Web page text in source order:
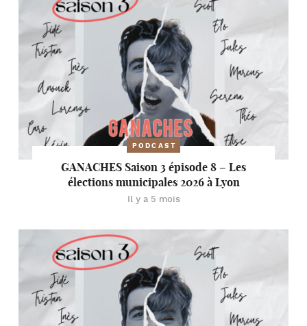
PODCAST
GANACHES Saison 3 épisode 8 – Les
élections municipales 2026 à Lyon
Il y a 5 mois